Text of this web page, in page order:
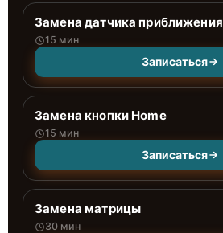
Замена датчика приближения
15 мин
Записаться
Замена кнопки Home
15 мин
Записаться
Замена матрицы
30 мин